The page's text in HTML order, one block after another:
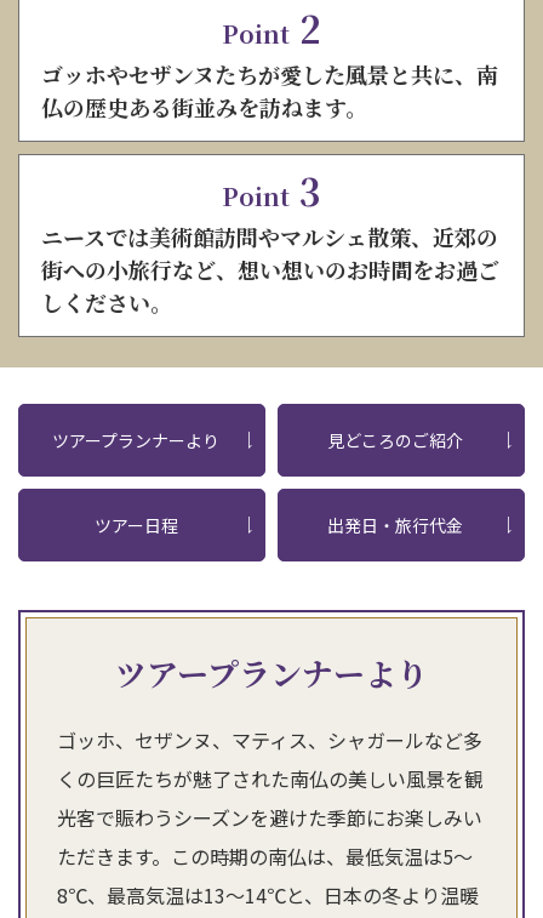
Point 2
ゴッホやセザンヌたちが愛した風景と共に、南
仏の歴史ある街並みを訪ねます。
Point 3
ニースでは美術館訪問やマルシェ散策、近郊の
街への小旅行など、想い想いのお時間をお過ご
しください。
ツアープランナーより 見どころのご紹介
ツアー日程 出発日・旅行代金
ツアープランナーより
ゴッホ、セザンヌ、マティス、シャガールなど多
くの巨匠たちが魅了された南仏の美しい風景を観
光客で賑わうシーズンを避けた季節にお楽しみい
ただきます。この時期の南仏は、最低気温は5～
8℃、最高気温は13～14℃と、日本の冬より温暖